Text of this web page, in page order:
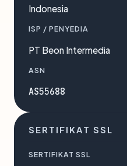
Indonesia
ISP / PENYEDIA
PT Beon Intermedia
ASN
AS55688
SERTIFIKAT SSL
SERTIFIKAT SSL